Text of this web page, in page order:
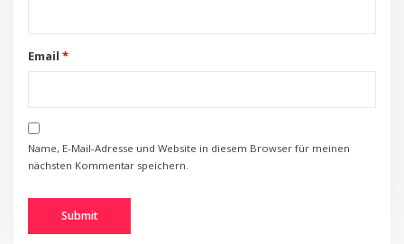
Email *
Name, E-Mail-Adresse und Website in diesem Browser für meinen
nächsten Kommentar speichern.